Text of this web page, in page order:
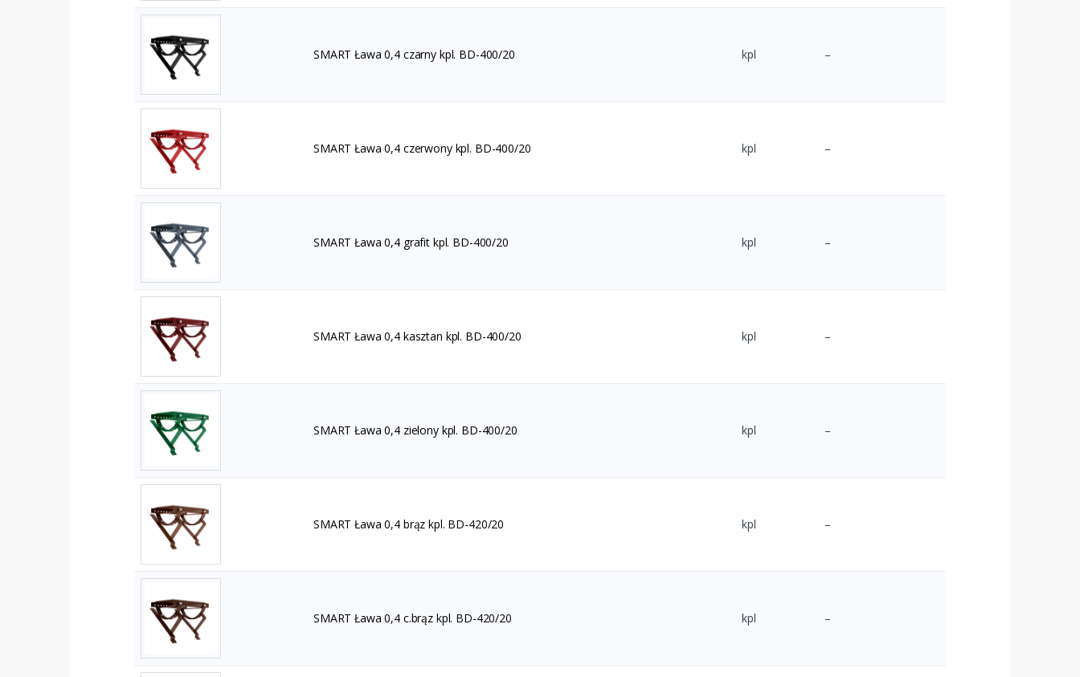
SMART Ława 0,4 czarny kpl. BD-400/20 kpl –
SMART Ława 0,4 czerwony kpl. BD-400/20 kpl –
SMART Ława 0,4 grafit kpl. BD-400/20 kpl –
SMART Ława 0,4 kasztan kpl. BD-400/20 kpl –
SMART Ława 0,4 zielony kpl. BD-400/20 kpl –
SMART Ława 0,4 brąz kpl. BD-420/20 kpl –
SMART Ława 0,4 c.brąz kpl. BD-420/20 kpl –